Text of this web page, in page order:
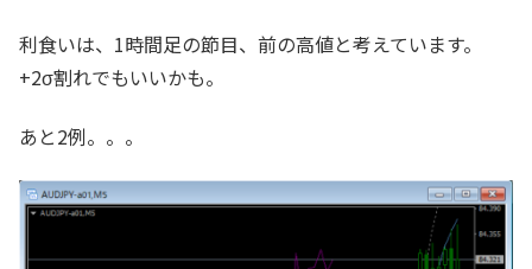
利食いは、1時間足の節目、前の高値と考えています。
+2σ割れでもいいかも。
あと2例。。。